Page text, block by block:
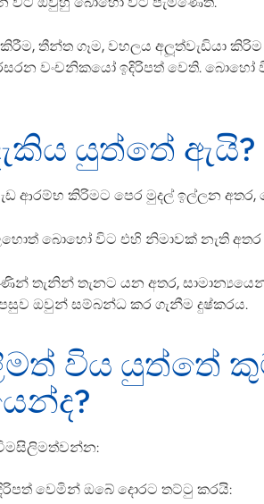
තීන්ත ගෑම, වහලය අලූත්වැඩියා
වංචනිකයෝ ඉදිරිපත් වෙති. බොහෝ
යුත්තේ ඇයි?
ආරම්භ කිරිමට පෙර මුදල් ඉල්ලන
බොහෝ විට එහි නිමාවක් නැති අතර
තැනින් තැනට යන අතර, සාමාන්‍යයෙන්
ඔවුන් සම්බන්ධ කර ගැනීම දුෂ්කරය.
විය යුත්තේ
වෙමින් ඔබේ දොරට තට්ටු කරයි: